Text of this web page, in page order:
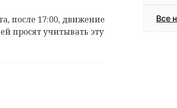
после 17:00, движение
просят учитывать эту
Все